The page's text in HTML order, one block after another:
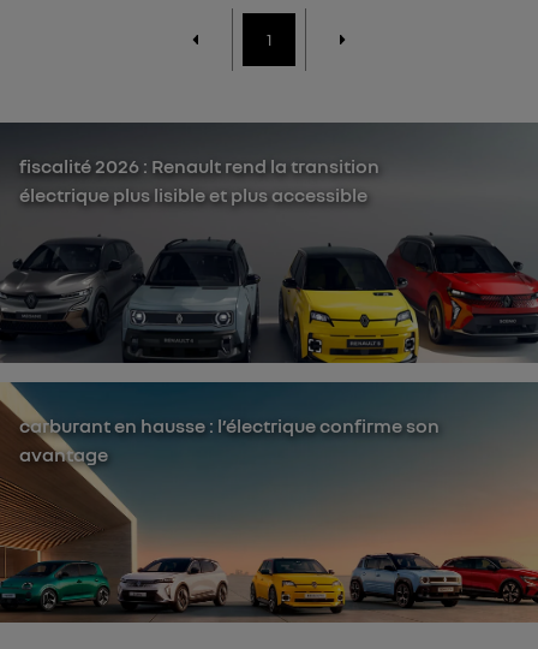
1
fiscalité 2026 : Renault rend la transition
électrique plus lisible et plus accessible
carburant en hausse : l’électrique confirme son
avantage